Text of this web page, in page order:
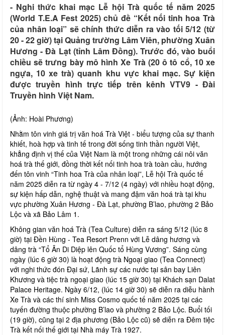
- Nghi thức khai mạc Lễ hội Trà quốc tế năm 2025
(World T.E.A Fest 2025) chủ đề “Kết nối tinh hoa Trà
của nhân loại” sẽ chính thức diễn ra vào tối 5/12 (từ
20 - 22 giờ) tại Quảng trường Lâm Viên, phường Xuân
Hương - Đà Lạt (tỉnh Lâm Đồng). Trước đó, vào buổi
chiều sẽ trưng bày mô hình Xe Trà (20 ô tô cổ, 10 xe
ngựa, 10 xe trà) quanh khu vực khai mạc. Sự kiện
được truyền hình trực tiếp trên kênh VTV9 - Đài
Truyền hình Việt Nam.
(Ảnh: Hoài Phương)
Nhằm tôn vinh giá trị văn hoá Trà Việt - biểu tượng của sự thanh
khiết, hoà hợp và tinh tế trong đời sống tinh thần người Việt,
khẳng định vị thế của Việt Nam là một trong những cái nôi văn
hoá trà thế giới, đồng thời kết nối tinh hoa trà toàn cầu, hướng
đến tôn vinh “Tinh hoa Trà của nhân loại”, Lễ hội Trà quốc tế
năm 2025 diễn ra từ ngày 4 - 7/12 (4 ngày) với nhiều hoạt động,
sự kiện hấp dẫn, nghệ thuật và mang đậm văn hoá trà tại khu
vực phường Xuân Hương - Đà Lạt, phường B’lao, phường 2 Bảo
Lộc và xã Bảo Lâm 1.
Không gian văn hoá Trà (Tea Culture) diễn ra sáng 5/12 (lúc 8
giờ) tại Đền Hùng - Tea Resort Prenn với Lễ dâng hương và
dâng trà “Tổ Ân Di Diệp lên Quốc tổ Hùng Vương”. Sáng cùng
ngày (lúc 6 giờ 30) là hoạt động trà Ngoại giao (Tea Connect)
với nghi thức đón Đại sứ, Lãnh sự các nước tại sân bay Liên
Khương và tiệc trà ngoại giao (lúc 15 giờ 30) tại Khách sạn Dalat
Palace Heritage. Ngày 6/12, (lúc 14 giờ 30) sẽ diễn ra diễu hành
Xe Trà và các thí sinh Miss Cosmo quốc tế năm 2025 tại các
tuyến đường thuộc phường B’lao và phường 2 Bảo Lộc. Buổi tối
(19 giờ), cũng tại 2 địa phương (Bảo Lộc cũ) sẽ diễn ra Đêm tiệc
Trà kết nối thế giới tại Nhà máy Trà 1927.